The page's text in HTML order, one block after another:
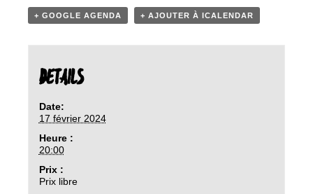
+ GOOGLE AGENDA + AJOUTER À ICALENDAR
DETAILS
Date:
17 février 2024
Heure :
20:00
Prix :
Prix libre